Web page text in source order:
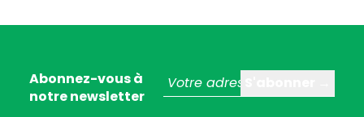
Abonnez-vous à
notre newsletter